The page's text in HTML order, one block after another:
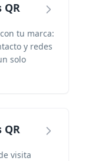
QR
tu marca:
y redes
solo
QR
visita